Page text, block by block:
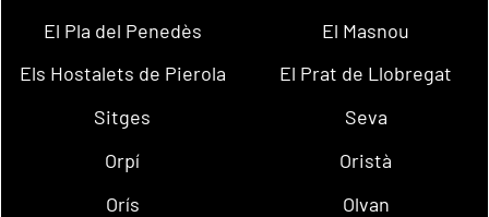
El Pla del Penedès
El Masnou
Els Hostalets de Pierola
El Prat de Llobregat
Sitges
Seva
Orpí
Oristà
Orís
Olvan